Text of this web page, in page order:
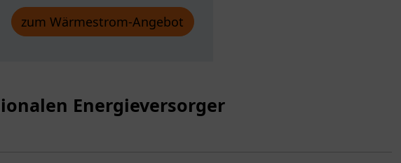
zum Wärmestrom-Angebot
Energieversorger